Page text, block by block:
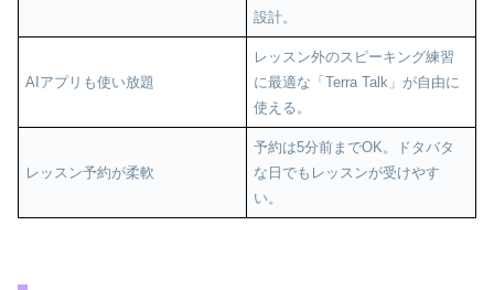
設計。
AIアプリも使い放題
レッスン外のスピーキング練習
に最適な「Terra Talk」が自由に
使える。
レッスン予約が柔軟
予約は5分前までOK。ドタバタ
な日でもレッスンが受けやす
い。